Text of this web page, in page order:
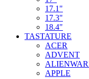
17.1"
17.3"
18.4"
TASTATURE
ACER
ADVENT
APPLE